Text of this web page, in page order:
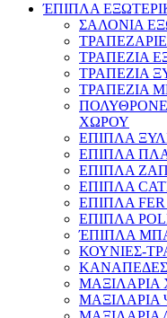
ΈΠΙΠΛΑ
ΣΑΛΟΝΙΑ
ΤΡΑΠΕΖΙΑ
ΤΡΑΠΕΖΙΑ
ΤΡΑΠΕΖΙΑ
ΧΩΡΟΥ
ΕΠΙΠΛΑ
ΕΠΙΠΛΑ
ΕΠΙΠΛΑ
ΕΠΙΠΛΑ
ΕΠΙΠΛΑ
ΕΠΙΠΛΑ
ΈΠΙΠΛΑ
ΚΟΥΝΙΕΣ-